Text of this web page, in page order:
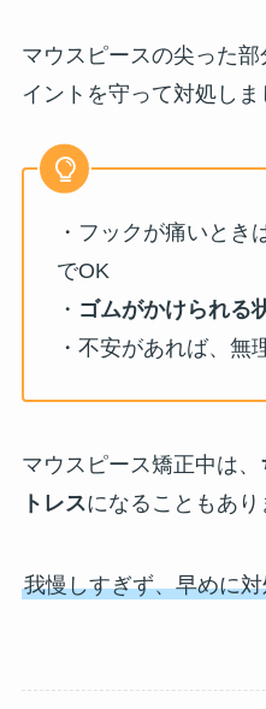
マウスピースの尖った
イントを守って対処しま
・フックが痛いとき
でOK
・ ゴムがかけられる
・不安があれば、無
マウスピース矯正中は、
トレスになることもあり
我慢しすぎず、早めに